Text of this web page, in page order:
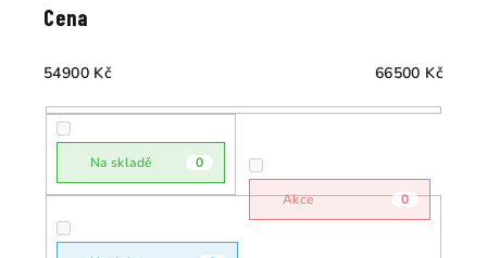
r
d
u
Cena
54900 Kč 66500 Kč
Na skladě 0
Akce 0